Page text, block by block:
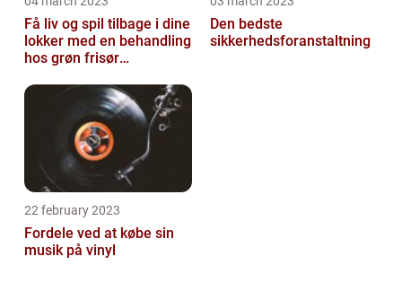
Få liv og spil tilbage i dine
lokker med en behandling
hos grøn frisør
Den bedste
sikkerhedsforanstaltning
22 february 2023
Fordele ved at købe sin
musik på vinyl